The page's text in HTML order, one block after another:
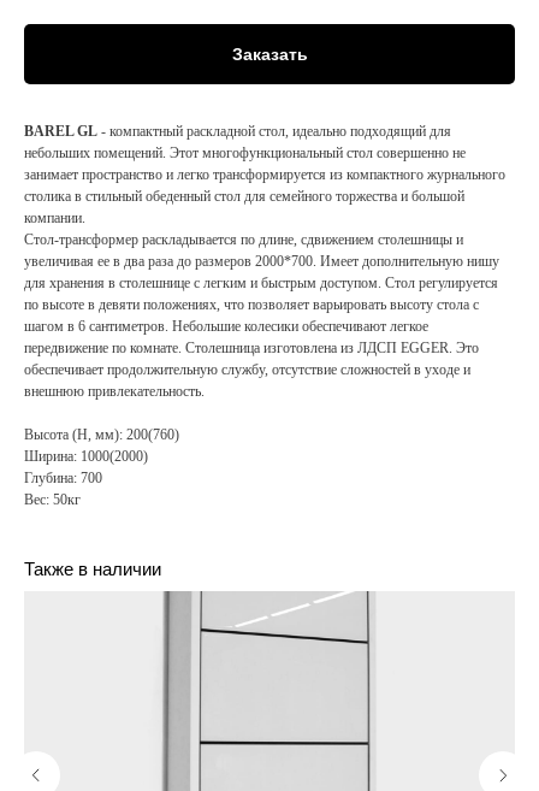
Заказать
BAREL GL - компактный раскладной стол, идеально подходящий для
небольших помещений. Этот многофункциональный стол совершенно не
занимает пространство и легко трансформируется из компактного журнального
столика в стильный обеденный стол для семейного торжества и большой
компании.
Стол-трансформер раскладывается по длине, сдвижением столешницы и
увеличивая ее в два раза до размеров 2000*700. Имеет дополнительную нишу
для хранения в столешнице с легким и быстрым доступом. Стол регулируется
по высоте в девяти положениях, что позволяет варьировать высоту стола с
шагом в 6 сантиметров. Небольшие колесики обеспечивают легкое
передвижение по комнате. Столешница изготовлена из ЛДСП EGGER. Это
обеспечивает продолжительную службу, отсутствие сложностей в уходе и
внешнюю привлекательность.
Высота (H, мм): 200(760)
Ширина: 1000(2000)
Глубина: 700
Вес: 50кг
Также в наличии